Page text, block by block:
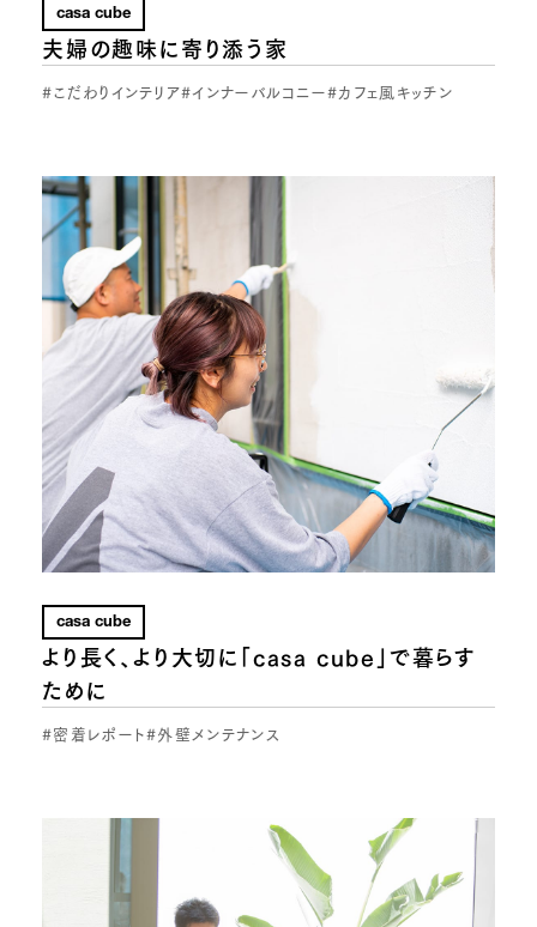
casa cube
夫婦の趣味に寄り添う家
#こだわりインテリア#インナーバルコニー#カフェ風キッチン
casa cube
より長く、より大切に「casa cube」で暮らす
ために
#密着レポート#外壁メンテナンス